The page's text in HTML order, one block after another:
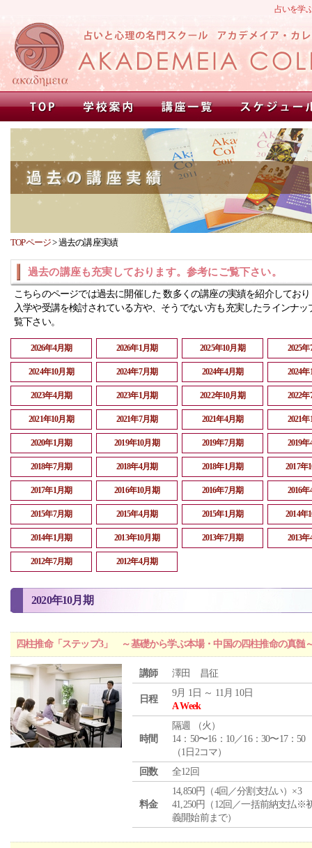
占いを学
TOPページ>過去の講座実績
過去の講座も充実しております。参考にご覧下さい。
こちらのページでは過去に開催した 数多くの講座の実績を紹介してお
入学や受講を検討されている方や、そうでない方も充実したラインナッ
覧下さい。
2026年4月期 2026年1月期 2025年10月期 2025
2024年10月期 2024年7月期 2024年4月期 2024
2023年4月期 2023年1月期 2022年10月期 2022
2021年10月期 2021年7月期 2021年4月期 2021
2020年1月期 2019年10月期 2019年7月期 2019
2018年7月期 2018年4月期 2018年1月期 2017年
2017年1月期 2016年10月期 2016年7月期 2016
2015年7月期 2015年4月期 2015年1月期 2014年
2014年1月期 2013年10月期 2013年7月期 2013
2012年7月期 2012年4月期
2020年10月期
四柱推命「ステップ3」 ～基礎から学ぶ本場・中国の四柱推命の真髄
講師 澤田 昌征
日程
9月 1日 ～ 11月 10日
A Week
時間
隔週 （火 ）
14：50〜16：10／16：30〜17：50
（1日2コマ）
回数
全12回
料金
14,850円（4回／分割支払い）×3
41,250円（12回／一括前納支払※
義開始前まで）